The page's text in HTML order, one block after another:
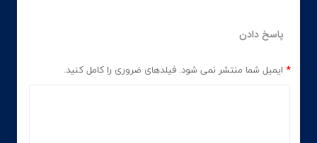
پاسخ دادن
ایمیل شما منتشر نمی شود. فیلدهای ضروری را کامل کنید. *